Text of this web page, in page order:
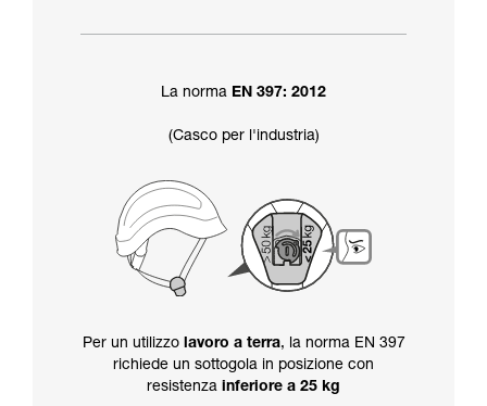
La norma EN 397: 2012
(Casco per l'industria)
Per un utilizzo lavoro a terra, la norma EN 397
richiede un sottogola in posizione con
resistenza inferiore a 25 kg